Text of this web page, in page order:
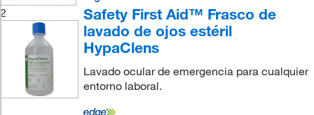
2
Safety First Aid™ Frasco de
lavado de ojos estéril
HypaClens
Lavado ocular de emergencia para cualquier
entorno laboral.